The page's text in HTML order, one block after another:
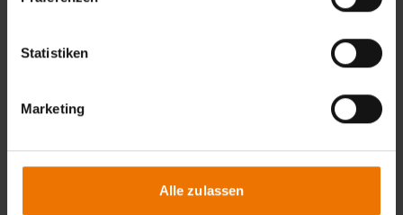
Statistiken
Marketing
Alle zulassen
sfercoci@slv-muenchen.de
+49 173 5602795